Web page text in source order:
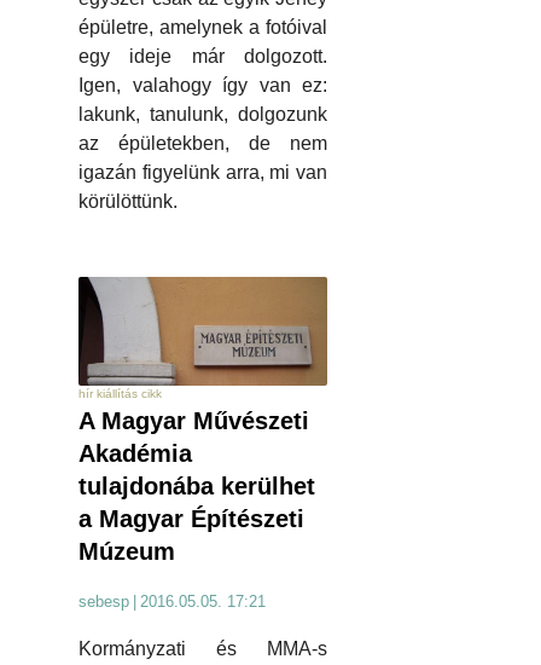
épületre, amelynek a fotóival
egy ideje már dolgozott.
Igen, valahogy így van ez:
lakunk, tanulunk, dolgozunk
az épületekben, de nem
igazán figyelünk arra, mi van
körülöttünk.
hír kiállítás cikk
A Magyar Művészeti
Akadémia
tulajdonába kerülhet
a Magyar Építészeti
Múzeum
sebesp | 2016.05.05. 17:21
Kormányzati és MMA-s